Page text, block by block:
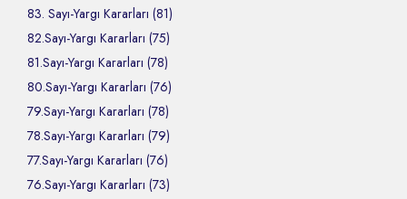
83. Sayı-Yargı Kararları (81)
82.Sayı-Yargı Kararları (75)
81.Sayı-Yargı Kararları (78)
80.Sayı-Yargı Kararları (76)
79.Sayı-Yargı Kararları (78)
78.Sayı-Yargı Kararları (79)
77.Sayı-Yargı Kararları (76)
76.Sayı-Yargı Kararları (73)